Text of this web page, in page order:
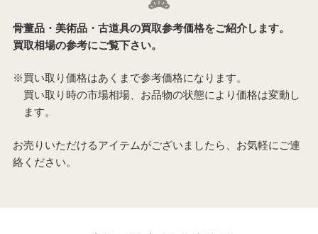
骨董品・美術品・古道具の買取参考価格をご紹介します。
買取相場の参考にご覧下さい。
※買い取り価格はあくまで参考価格になります。
買い取り時の市場相場、お品物の状態により価格は変動し
ます。
お売りいただけるアイテムがございましたら、お気軽にご連
絡ください。